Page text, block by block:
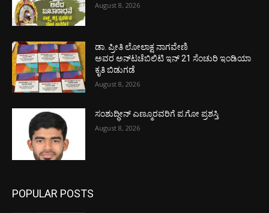
August 8, 2026
ಡಾ. ಪ್ರೀತಿ ಲೋಲಾಕ್ಷ ನಾಗವೇಣಿ
ಅವರ ಅನ್‌ಟಚೆಬಿಲಿಟಿ ಇನ್ 21 ಸೆಂಚುರಿ ಇಂಡಿಯಾ
ಕೃತಿ ಬಿಡುಗಡೆ
August 8, 2026
ಸಂಶುದ್ಧೀನ್ ಎಣ್ಮೂರವರಿಗೆ ಪ.ಗೋ ಪ್ರಶಸ್ತಿ
August 8, 2026
POPULAR POSTS